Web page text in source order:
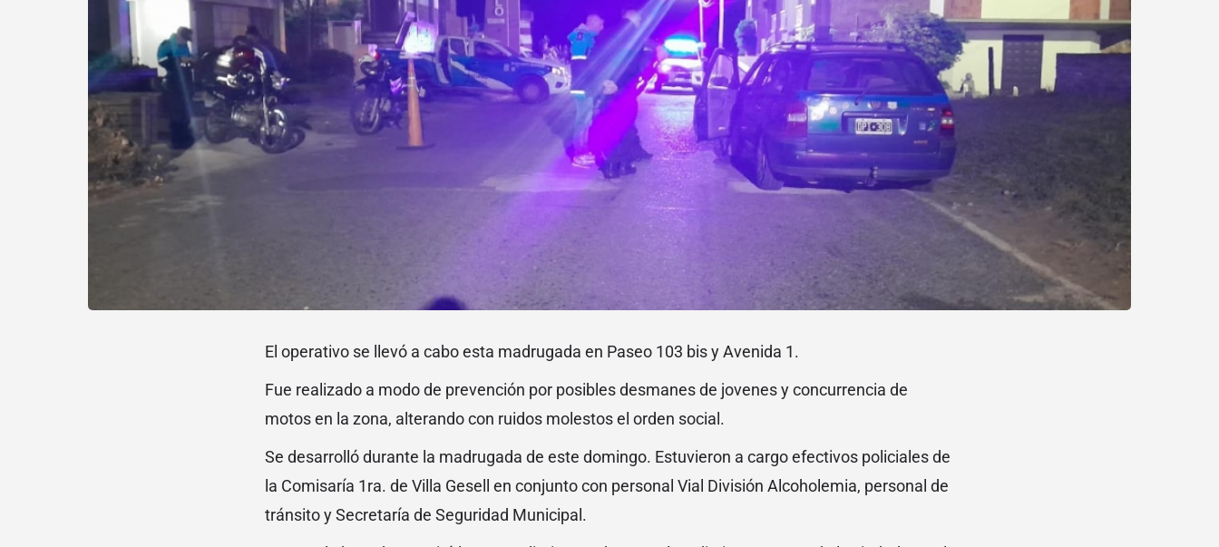
El operativo se llevó a cabo esta madrugada en Paseo 103 bis y Avenida 1.
Fue realizado a modo de prevención por posibles desmanes de jovenes y concurrencia de
motos en la zona, alterando con ruidos molestos el orden social.
Se desarrolló durante la madrugada de este domingo. Estuvieron a cargo efectivos policiales de
la Comisaría 1ra. de Villa Gesell en conjunto con personal Vial División Alcoholemia, personal de
tránsito y Secretaría de Seguridad Municipal.